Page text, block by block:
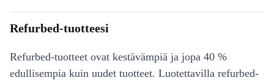
Refurbed-tuotteesi
Refurbed-tuotteet ovat kestävämpiä ja jopa 40 %
edullisempia kuin uudet tuotteet. Luotettavilla refurbed-